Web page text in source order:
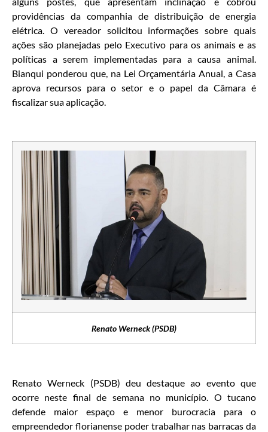
providências da companhia de distribuição de energia
elétrica. O vereador solicitou informações sobre quais
ações são planejadas pelo Executivo para os animais e as
políticas a serem implementadas para a causa animal.
Bianqui ponderou que, na Lei Orçamentária Anual, a Casa
aprova recursos para o setor e o papel da Câmara é
fiscalizar sua aplicação.
Renato Werneck (PSDB)
Renato Werneck (PSDB) deu destaque ao evento que
ocorre neste final de semana no município. O tucano
defende maior espaço e menor burocracia para o
empreendedor florianense poder trabalhar nas barracas da